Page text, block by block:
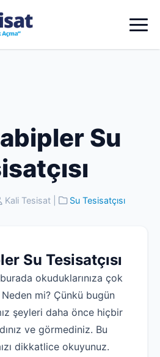
Su
Kali Tesisat Su Tesisatçısı
Su Tesisatçısı
okuduklarınıza çok
Neden mi? Çünkü bugün
şeyleri daha önce hiçbir
ve görmediniz. Bu
dikkatlice okuyunuz.